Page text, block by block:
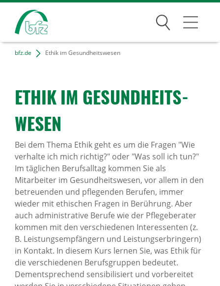
Suchen
Bildungsangebote
Karriere
Über uns
Standorte
Presse
News Archiv
bfz.de Ethik im Gesundheitswesen
ETHIK IM GESUND­HEITS­
WESEN
Bei dem Thema Ethik geht es um die Fragen "Wie
verhalte ich mich richtig?" oder "Was soll ich tun?"
Im täglichen Berufsalltag kommen Sie als
Mitarbeiter im Gesundheitswesen, vor allem in den
betreuenden und pflegenden Berufen, immer
wieder mit ethischen Fragen in Berührung. Aber
auch administrative Berufe wie der Pflegeberater
kommen mit den verschiedenen Interessenten (z.
B. Leistungsempfängern und Leistungserbringern)
in Kontakt. In diesem Kurs lernen Sie, was Ethik für
die verschiedenen Berufsgruppen bedeutet.
Dementsprechend sensibilisiert und vorbereitet